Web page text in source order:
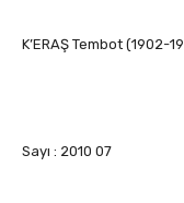
K’ERAŞ Tembot (1902-
Sayı : 2010 07